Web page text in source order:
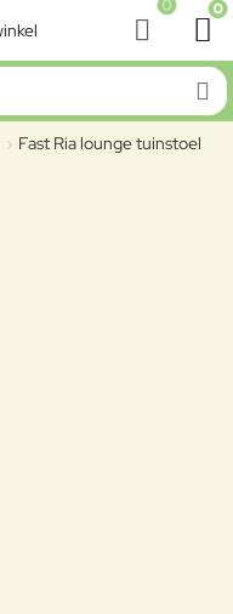
0 0
Fast Ria lounge tuinstoel